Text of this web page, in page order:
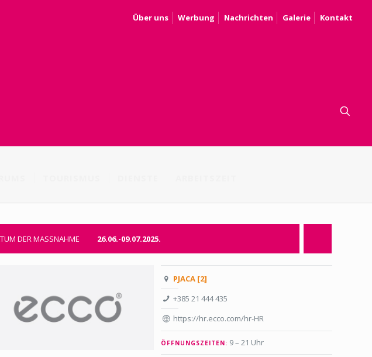
Über uns Werbung Nachrichten Galerie Kontakt
DER MASSNAHME 26.06.-09.07.2025.
PJACA [2]
+385 21 444 435
https://hr.ecco.com/hr-HR
ÖFFNUNGSZEITEN: 9 – 21 Uhr